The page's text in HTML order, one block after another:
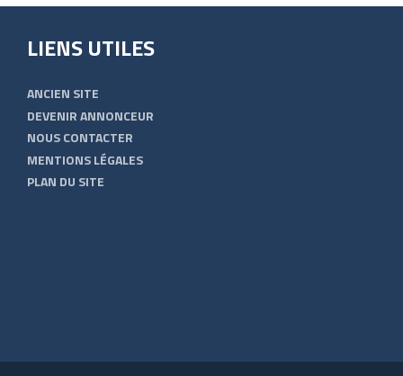
LIENS UTILES
ANCIEN SITE
DEVENIR ANNONCEUR
NOUS CONTACTER
MENTIONS LÉGALES
PLAN DU SITE